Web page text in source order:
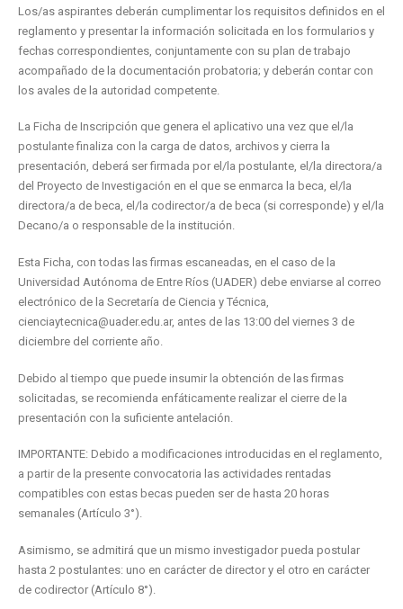
Los/as aspirantes deberán cumplimentar los requisitos definidos en el
reglamento y presentar la información solicitada en los formularios y
fechas correspondientes, conjuntamente con su plan de trabajo
acompañado de la documentación probatoria; y deberán contar con
los avales de la autoridad competente.
La Ficha de Inscripción que genera el aplicativo una vez que el/la
postulante finaliza con la carga de datos, archivos y cierra la
presentación, deberá ser firmada por el/la postulante, el/la directora/a
del Proyecto de Investigación en el que se enmarca la beca, el/la
directora/a de beca, el/la codirector/a de beca (si corresponde) y el/la
Decano/a o responsable de la institución.
Esta Ficha, con todas las firmas escaneadas, en el caso de la
Universidad Autónoma de Entre Ríos (UADER) debe enviarse al correo
electrónico de la Secretaría de Ciencia y Técnica,
cienciaytecnica@uader.edu.ar, antes de las 13:00 del viernes 3 de
diciembre del corriente año.
Debido al tiempo que puede insumir la obtención de las firmas
solicitadas, se recomienda enfáticamente realizar el cierre de la
presentación con la suficiente antelación.
IMPORTANTE: Debido a modificaciones introducidas en el reglamento,
a partir de la presente convocatoria las actividades rentadas
compatibles con estas becas pueden ser de hasta 20 horas
semanales (Artículo 3°).
Asimismo, se admitirá que un mismo investigador pueda postular
hasta 2 postulantes: uno en carácter de director y el otro en carácter
de codirector (Artículo 8°).